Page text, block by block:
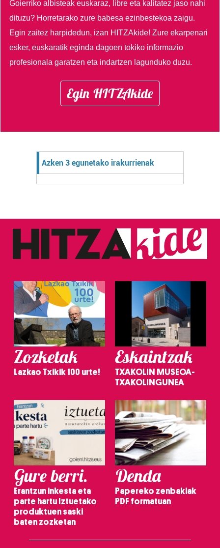
Goierriko albisteak euskaraz, libre eta kalitatez jaso nahi
dituzu? Horretarako zure babesa ezinbestekoa zaigu.
Egin zaitez harpidedun, izan HITZAkide!Zure ekarpenari
esker, euskaratik eginda dagoen tokiko informazio
profesionala garatzen eta indartzen lagunduko duzu.
Egin HITZAkide
Azken 3 egunetako irakurrienak
Zozketak
Lazkao Txikik 100 urte!
Eskaintzak
TXAKOLIN MUSEOA-
TXAKOLINGUNEA
Gure berri.
Erantzun inkesta eta
parte hartu Iztuetako
produktuen saski
baten zozketan
Denda
Papereko zenbakiak
PDF formatuan